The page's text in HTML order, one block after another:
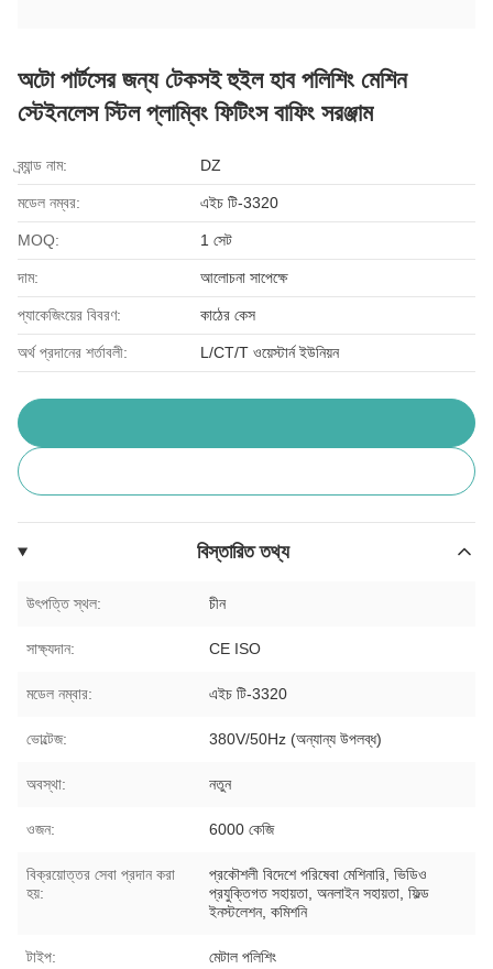
অটো পার্টসের জন্য টেকসই হুইল হাব পলিশিং মেশিন
স্টেইনলেস স্টিল প্লাম্বিং ফিটিংস বাফিং সরঞ্জাম
ব্র্যান্ড নাম: DZ
মডেল নম্বর: এইচ টি-3320
MOQ: 1 সেট
দাম: আলোচনা সাপেক্ষে
প্যাকেজিংয়ের বিবরণ: কাঠের কেস
অর্থ প্রদানের শর্তাবলী: L/CT/T ওয়েস্টার্ন ইউনিয়ন
বিস্তারিত তথ্য
উৎপত্তি স্থল: চীন
সাক্ষ্যদান: CE ISO
মডেল নম্বার: এইচ টি-3320
ভোল্টেজ: 380V/50Hz (অন্যান্য উপলব্ধ)
অবস্থা: নতুন
ওজন: 6000 কেজি
বিক্রয়োত্তর সেবা প্রদান করা
হয়:
প্রকৌশলী বিদেশে পরিষেবা মেশিনারি, ভিডিও
প্রযুক্তিগত সহায়তা, অনলাইন সহায়তা, ফিল্ড
ইনস্টলেশন, কমিশনি
টাইপ: মেটাল পলিশিং